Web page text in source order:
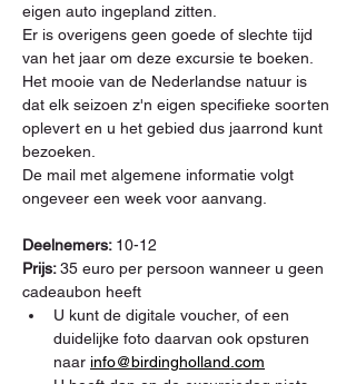
eigen auto ingepland zitten.
Er is overigens geen goede of slechte tijd
van het jaar om deze excursie te boeken.
Het mooie van de Nederlandse natuur is
dat elk seizoen z'n eigen specifieke soorten
oplevert en u het gebied dus jaarrond kunt
bezoeken.
De mail met algemene informatie volgt
ongeveer een week voor aanvang.
Deelnemers: 10-12
Prijs: 35 euro per persoon wanneer u geen
cadeaubon heeft
U kunt de digitale voucher, of een
duidelijke foto daarvan ook opsturen
naar info@birdingholland.com